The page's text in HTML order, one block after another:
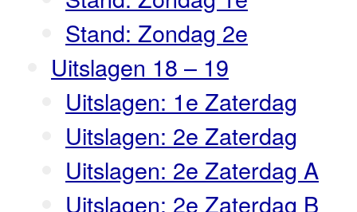
Stand: Zondag 2e
Uitslagen 18 – 19
Uitslagen: 1e Zaterdag
Uitslagen: 2e Zaterdag
Uitslagen: 2e Zaterdag A
Uitslagen: 2e Zaterdag B